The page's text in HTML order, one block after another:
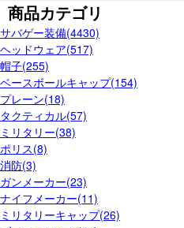
商品カテゴリ
サバゲー装備(4430)
ヘッドウェア(517)
帽子(255)
ベースボールキャップ(154)
プレーン(18)
タクティカル(57)
ミリタリー(38)
ポリス(8)
消防(3)
ガンメーカー(23)
ナイフメーカー(11)
ミリタリーキャップ(26)